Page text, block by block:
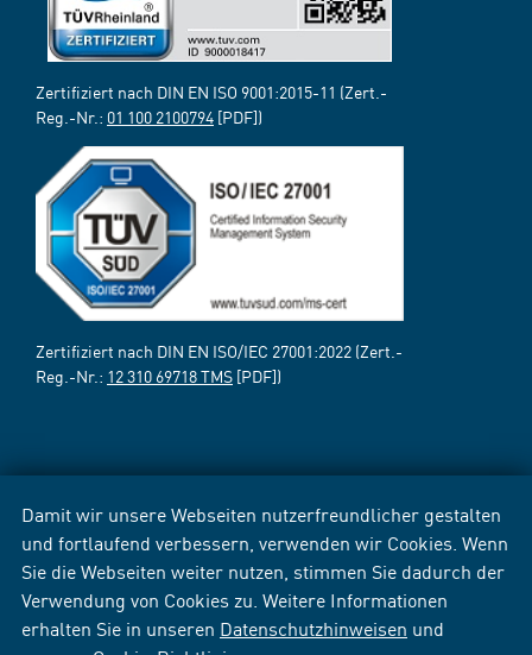
Damit wir unsere Webseiten nutzerfreundlicher gestalten
und fortlaufend verbessern, verwenden wir Cookies. Wenn
Sie die Webseiten weiter nutzen, stimmen Sie dadurch der
Verwendung von Cookies zu. Weitere Informationen
erhalten Sie in unseren Datenschutzhinweisen und
Zertifiziert nach DIN EN ISO 9001:2015-11 (Zert.-
Reg.-Nr.: 01 100 2100794 [PDF])
Zertifiziert nach DIN EN ISO/IEC 27001:2022 (Zert.-
Reg.-Nr.: 12 310 69718 TMS [PDF])